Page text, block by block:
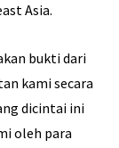
Asia.
bukti dari
kami secara
dicintai ini
oleh para